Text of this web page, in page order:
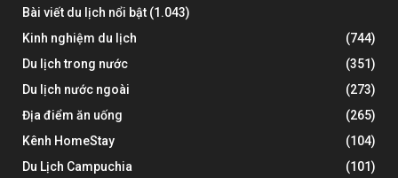
Bài viết du lịch nổi bật (1.043)
Kinh nghiệm du lịch
(744)
Du lịch trong nước
(351)
Du lịch nước ngoài
(273)
Địa điểm ăn uống
(265)
Kênh HomeStay
(104)
Du Lịch Campuchia
(101)